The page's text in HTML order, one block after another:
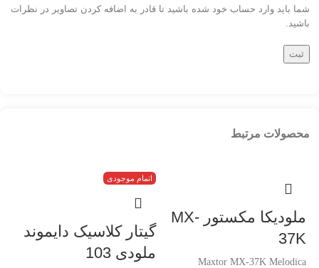
شما باید وارد حساب خود شده باشید تا قادر به اضافه کردن تصاویر در نظرات
باشید.
محصولات مرتبط
ملودیکا مکستور MX-
37K
Maxtor MX-37K Melodica
اتمام موجودی
گیتار کلاسیک دایموند
ملودی 103